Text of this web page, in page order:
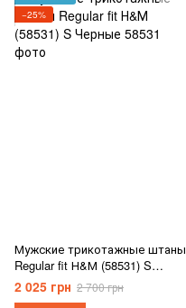
−25%
Мужские трикотажные штаны
Regular fit Н&М (58531) S
Черные
2 025 грн 2 700 грн